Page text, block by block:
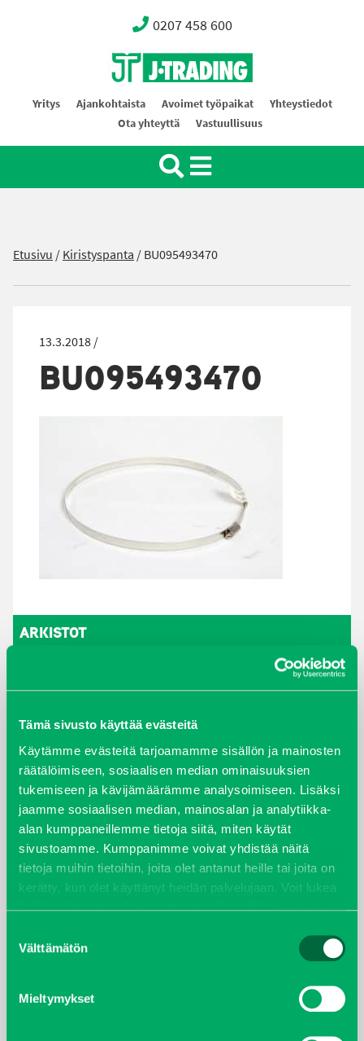
Tämä sivusto käyttää evästeitä
Käytämme evästeitä tarjoamamme sisällön ja mainosten
räätälöimiseen, sosiaalisen median ominaisuuksien
tukemiseen ja kävijämäärämme analysoimiseen. Lisäksi
jaamme sosiaalisen median, mainosalan ja analytiikka-
alan kumppaneillemme tietoja siitä, miten käytät
sivustoamme. Kumppanimme voivat yhdistää näitä
tietoja muihin tietoihin, joita olet antanut heille tai joita on
kerätty, kun olet käyttänyt heidän palvelujaan. Voit lukea
lisää evästeistä sekä muuttaa hyväksyntääsievästeet
valinta
Välttämätön
Mieltymykset
0207 458 600
Oy J-Trading Ab
Yritys Ajankohtaista Avoimet työpaikat
Yhteystiedot
Ota yhteyttä
Vastuullisuus
Etusivu /Kiristyspanta /BU095493470
13.3.2018 /
BU095493470
ARKISTOT
syyskuu 2023
joulukuu 2022
huhtikuu 2022
helmikuu 2022
joulukuu 2021
lokakuu 2021
kesäkuu 2021